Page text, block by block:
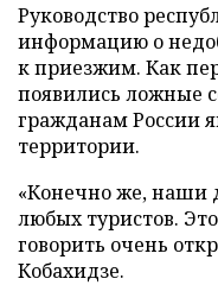
Руководство
информацию о
к приезжим. Как
появились ложные
гражданам России
территории.
«Конечно же, наши
любых туристов.
говорить очень
Кобахидзе.